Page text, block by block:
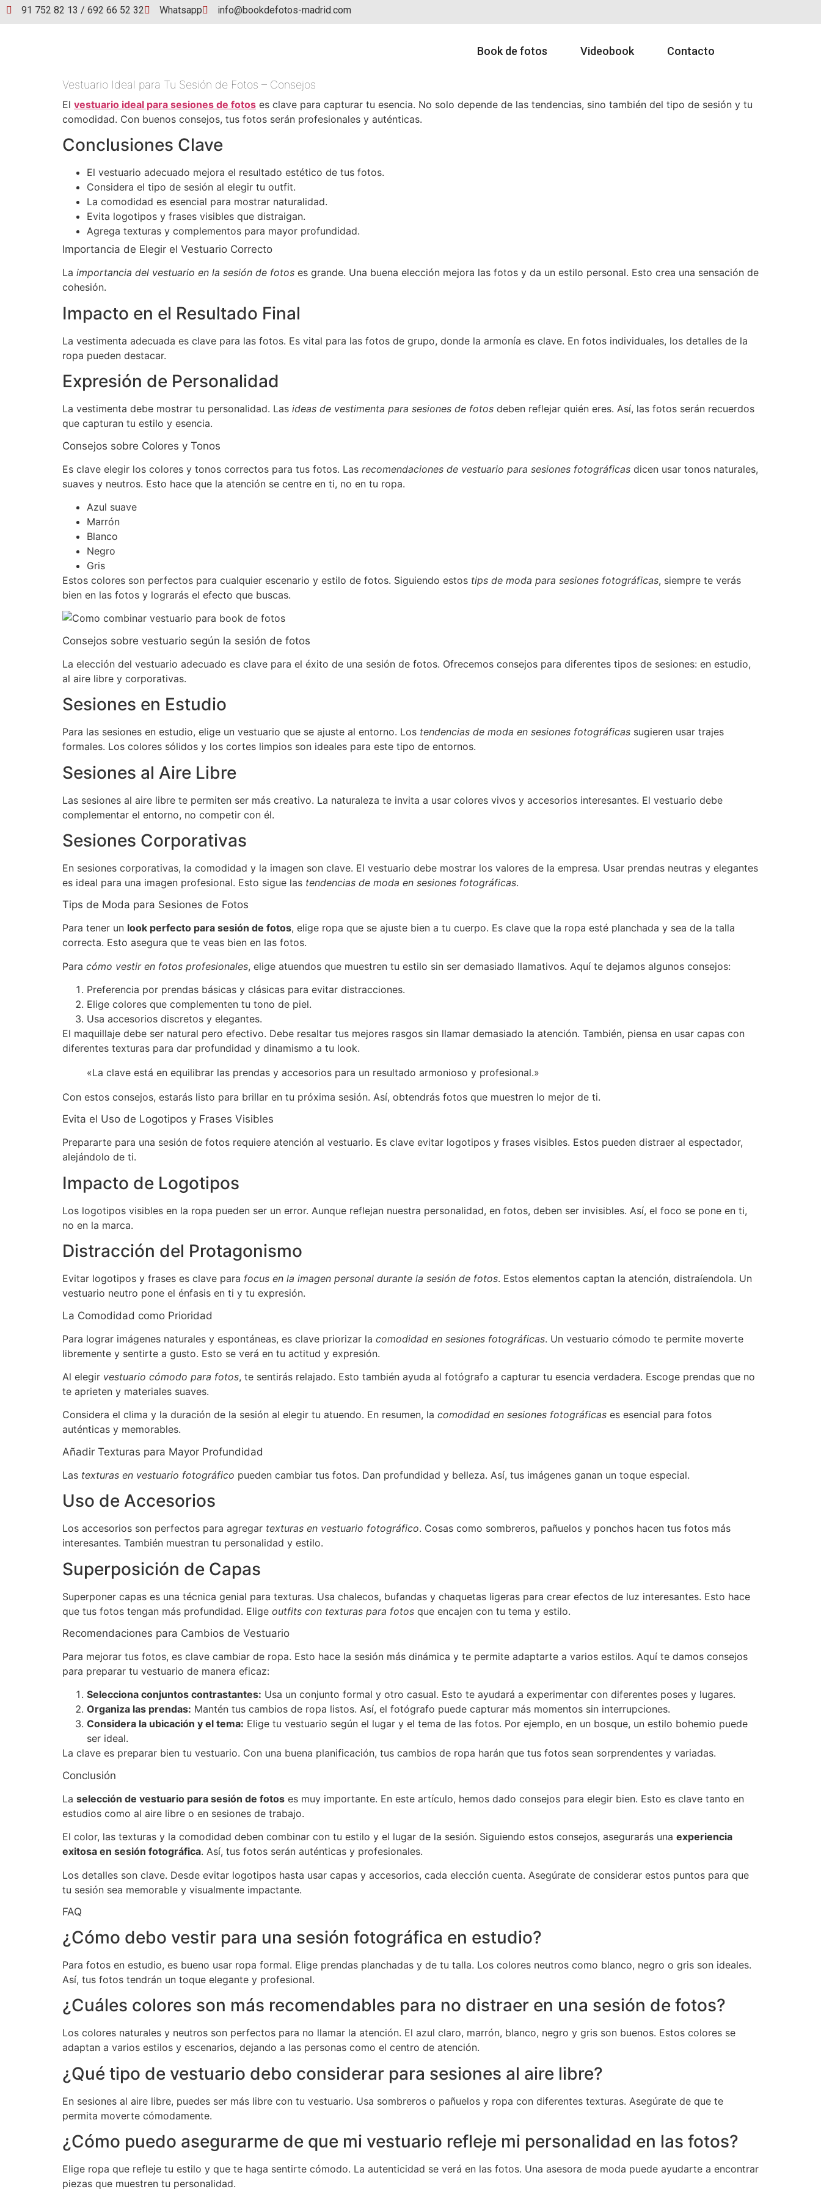
91 752 82 13 / 692 66 52 32 Whatsapp info@bookdefotos-madrid.com
Book de fotos Videobook Contacto
Vestuario Ideal para Tu Sesión de Fotos – Consejos
El vestuario ideal para sesiones de fotos es clave para capturar tu esencia. No solo depende de las tendencias, sino también del tipo de sesión y tu
comodidad. Con buenos consejos, tus fotos serán profesionales y auténticas.
Conclusiones Clave
El vestuario adecuado mejora el resultado estético de tus fotos.
Considera el tipo de sesión al elegir tu outfit.
La comodidad es esencial para mostrar naturalidad.
Evita logotipos y frases visibles que distraigan.
Agrega texturas y complementos para mayor profundidad.
Importancia de Elegir el Vestuario Correcto
La importancia del vestuario en la sesión de fotos es grande. Una buena elección mejora las fotos y da un estilo personal. Esto crea una sensación de
cohesión.
Impacto en el Resultado Final
La vestimenta adecuada es clave para las fotos. Es vital para las fotos de grupo, donde la armonía es clave. En fotos individuales, los detalles de la
ropa pueden destacar.
Expresión de Personalidad
La vestimenta debe mostrar tu personalidad. Las ideas de vestimenta para sesiones de fotos deben reflejar quién eres. Así, las fotos serán recuerdos
que capturan tu estilo y esencia.
Consejos sobre Colores y Tonos
Es clave elegir los colores y tonos correctos para tus fotos. Las recomendaciones de vestuario para sesiones fotográficas dicen usar tonos naturales,
suaves y neutros. Esto hace que la atención se centre en ti, no en tu ropa.
Azul suave
Marrón
Blanco
Negro
Gris
Estos colores son perfectos para cualquier escenario y estilo de fotos. Siguiendo estos tips de moda para sesiones fotográficas, siempre te verás
bien en las fotos y lograrás el efecto que buscas.
Consejos sobre vestuario según la sesión de fotos
La elección del vestuario adecuado es clave para el éxito de una sesión de fotos. Ofrecemos consejos para diferentes tipos de sesiones: en estudio,
al aire libre y corporativas.
Sesiones en Estudio
Para las sesiones en estudio, elige un vestuario que se ajuste al entorno. Los tendencias de moda en sesiones fotográficas sugieren usar trajes
formales. Los colores sólidos y los cortes limpios son ideales para este tipo de entornos.
Sesiones al Aire Libre
Las sesiones al aire libre te permiten ser más creativo. La naturaleza te invita a usar colores vivos y accesorios interesantes. El vestuario debe
complementar el entorno, no competir con él.
Sesiones Corporativas
En sesiones corporativas, la comodidad y la imagen son clave. El vestuario debe mostrar los valores de la empresa. Usar prendas neutras y elegantes
es ideal para una imagen profesional. Esto sigue las tendencias de moda en sesiones fotográficas.
Tips de Moda para Sesiones de Fotos
Para tener un look perfecto para sesión de fotos, elige ropa que se ajuste bien a tu cuerpo. Es clave que la ropa esté planchada y sea de la talla
correcta. Esto asegura que te veas bien en las fotos.
Para cómo vestir en fotos profesionales, elige atuendos que muestren tu estilo sin ser demasiado llamativos. Aquí te dejamos algunos consejos:
Preferencia por prendas básicas y clásicas para evitar distracciones.
Elige colores que complementen tu tono de piel.
Usa accesorios discretos y elegantes.
El maquillaje debe ser natural pero efectivo. Debe resaltar tus mejores rasgos sin llamar demasiado la atención. También, piensa en usar capas con
diferentes texturas para dar profundidad y dinamismo a tu look.
«La clave está en equilibrar las prendas y accesorios para un resultado armonioso y profesional.»
Con estos consejos, estarás listo para brillar en tu próxima sesión. Así, obtendrás fotos que muestren lo mejor de ti.
Evita el Uso de Logotipos y Frases Visibles
Prepararte para una sesión de fotos requiere atención al vestuario. Es clave evitar logotipos y frases visibles. Estos pueden distraer al espectador,
alejándolo de ti.
Impacto de Logotipos
Los logotipos visibles en la ropa pueden ser un error. Aunque reflejan nuestra personalidad, en fotos, deben ser invisibles. Así, el foco se pone en ti,
no en la marca.
Distracción del Protagonismo
Evitar logotipos y frases es clave para focus en la imagen personal durante la sesión de fotos. Estos elementos captan la atención, distraíendola. Un
vestuario neutro pone el énfasis en ti y tu expresión.
La Comodidad como Prioridad
Para lograr imágenes naturales y espontáneas, es clave priorizar la comodidad en sesiones fotográficas. Un vestuario cómodo te permite moverte
libremente y sentirte a gusto. Esto se verá en tu actitud y expresión.
Al elegir vestuario cómodo para fotos, te sentirás relajado. Esto también ayuda al fotógrafo a capturar tu esencia verdadera. Escoge prendas que no
te aprieten y materiales suaves.
Considera el clima y la duración de la sesión al elegir tu atuendo. En resumen, la comodidad en sesiones fotográficas es esencial para fotos
auténticas y memorables.
Añadir Texturas para Mayor Profundidad
Las texturas en vestuario fotográfico pueden cambiar tus fotos. Dan profundidad y belleza. Así, tus imágenes ganan un toque especial.
Uso de Accesorios
Los accesorios son perfectos para agregar texturas en vestuario fotográfico. Cosas como sombreros, pañuelos y ponchos hacen tus fotos más
interesantes. También muestran tu personalidad y estilo.
Superposición de Capas
Superponer capas es una técnica genial para texturas. Usa chalecos, bufandas y chaquetas ligeras para crear efectos de luz interesantes. Esto hace
que tus fotos tengan más profundidad. Elige outfits con texturas para fotos que encajen con tu tema y estilo.
Recomendaciones para Cambios de Vestuario
Para mejorar tus fotos, es clave cambiar de ropa. Esto hace la sesión más dinámica y te permite adaptarte a varios estilos. Aquí te damos consejos
para preparar tu vestuario de manera eficaz:
Selecciona conjuntos contrastantes: Usa un conjunto formal y otro casual. Esto te ayudará a experimentar con diferentes poses y lugares.
Organiza las prendas: Mantén tus cambios de ropa listos. Así, el fotógrafo puede capturar más momentos sin interrupciones.
Considera la ubicación y el tema: Elige tu vestuario según el lugar y el tema de las fotos. Por ejemplo, en un bosque, un estilo bohemio puede
ser ideal.
La clave es preparar bien tu vestuario. Con una buena planificación, tus cambios de ropa harán que tus fotos sean sorprendentes y variadas.
Conclusión
La selección de vestuario para sesión de fotos es muy importante. En este artículo, hemos dado consejos para elegir bien. Esto es clave tanto en
estudios como al aire libre o en sesiones de trabajo.
El color, las texturas y la comodidad deben combinar con tu estilo y el lugar de la sesión. Siguiendo estos consejos, asegurarás una experiencia
exitosa en sesión fotográfica. Así, tus fotos serán auténticas y profesionales.
Los detalles son clave. Desde evitar logotipos hasta usar capas y accesorios, cada elección cuenta. Asegúrate de considerar estos puntos para que
tu sesión sea memorable y visualmente impactante.
FAQ
¿Cómo debo vestir para una sesión fotográfica en estudio?
Para fotos en estudio, es bueno usar ropa formal. Elige prendas planchadas y de tu talla. Los colores neutros como blanco, negro o gris son ideales.
Así, tus fotos tendrán un toque elegante y profesional.
¿Cuáles colores son más recomendables para no distraer en una sesión de fotos?
Los colores naturales y neutros son perfectos para no llamar la atención. El azul claro, marrón, blanco, negro y gris son buenos. Estos colores se
adaptan a varios estilos y escenarios, dejando a las personas como el centro de atención.
¿Qué tipo de vestuario debo considerar para sesiones al aire libre?
En sesiones al aire libre, puedes ser más libre con tu vestuario. Usa sombreros o pañuelos y ropa con diferentes texturas. Asegúrate de que te
permita moverte cómodamente.
¿Cómo puedo asegurarme de que mi vestuario refleje mi personalidad en las fotos?
Elige ropa que refleje tu estilo y que te haga sentirte cómodo. La autenticidad se verá en las fotos. Una asesora de moda puede ayudarte a encontrar
piezas que muestren tu personalidad.